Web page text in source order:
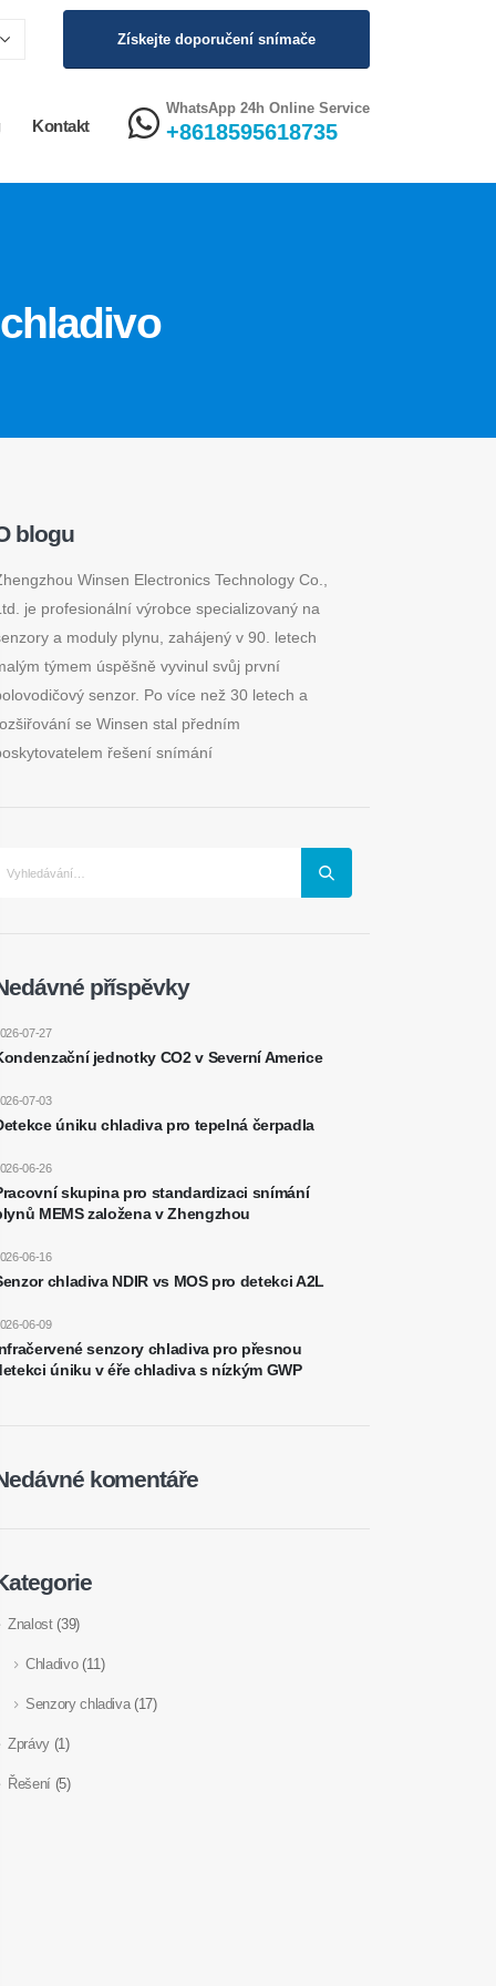
Získejte doporučení snímače
Kontakt
WhatsApp 24h Online Service
+8618595618735
blogu
Winsen Electronics Technology Co.,
je profesionální výrobce specializovaný na
a moduly plynu, zahájený v 90. letech
týmem úspěšně vyvinul svůj první
senzor. Po více než 30 letech a
se Winsen stal předním
řešení snímání
příspěvky
jednotky CO2 v Severní Americe
07-27
úniku chladiva pro tepelná čerpadla
07-03
skupina pro standardizaci snímání
MEMS založena v Zhengzhou
06-26
chladiva NDIR vs MOS pro detekci A2L
06-16
senzory chladiva pro přesnou
úniku v éře chladiva s nízkým GWP
06-09
komentáře
Znalost(39)
Chladivo(11)
Senzory chladiva(17)
Zprávy(1)
Řešení (5)